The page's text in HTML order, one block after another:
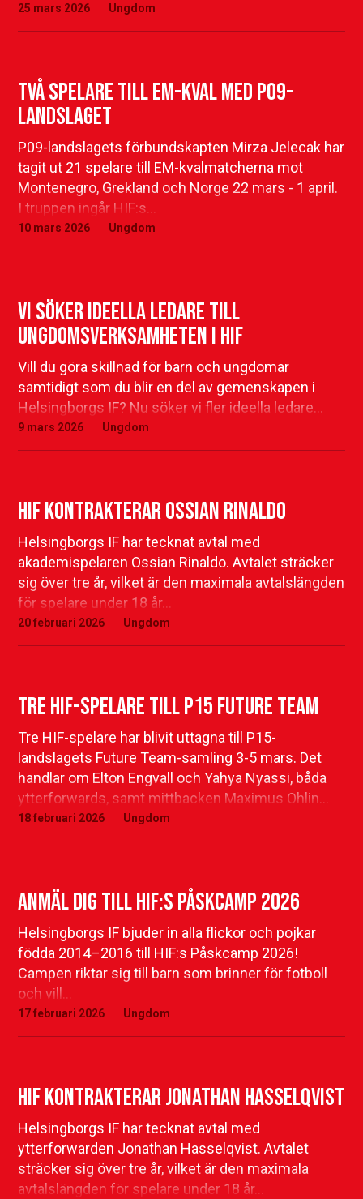
25 mars 2026 Ungdom
Två spelare till EM-kval med P09-
landslaget
P09-landslagets förbundskapten Mirza Jelecak har
tagit ut 21 spelare till EM-kvalmatcherna mot
Montenegro, Grekland och Norge 22 mars - 1 april.
I truppen ingår HIF:s…
10 mars 2026 Ungdom
Vi söker ideella ledare till
ungdomsverksamheten i HIF
Vill du göra skillnad för barn och ungdomar
samtidigt som du blir en del av gemenskapen i
Helsingborgs IF? Nu söker vi fler ideella ledare…
9 mars 2026 Ungdom
HIF kontrakterar Ossian Rinaldo
Helsingborgs IF har tecknat avtal med
akademispelaren Ossian Rinaldo. Avtalet sträcker
sig över tre år, vilket är den maximala avtalslängden
för spelare under 18 år…
20 februari 2026 Ungdom
Tre HIF-spelare till P15 Future Team
Tre HIF-spelare har blivit uttagna till P15-
landslagets Future Team-samling 3-5 mars. Det
handlar om Elton Engvall och Yahya Nyassi, båda
ytterforwards, samt mittbacken Maximus Ohlin…
18 februari 2026 Ungdom
Anmäl dig till HIF:s Påskcamp 2026
Helsingborgs IF bjuder in alla flickor och pojkar
födda 2014–2016 till HIF:s Påskcamp 2026!
Campen riktar sig till barn som brinner för fotboll
och vill…
17 februari 2026 Ungdom
HIF kontrakterar Jonathan Hasselqvist
Helsingborgs IF har tecknat avtal med
ytterforwarden Jonathan Hasselqvist. Avtalet
sträcker sig över tre år, vilket är den maximala
avtalslängden för spelare under 18 år…